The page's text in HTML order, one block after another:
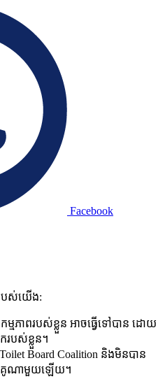
Facebook
បស់យើង:
មភាពរបស់ខ្លួន អាចធ្វើទៅបាន ដោយ
របស់ខ្លួន។
Board Coalition និងមិនបាន
គូណាមួយឡើយ។​